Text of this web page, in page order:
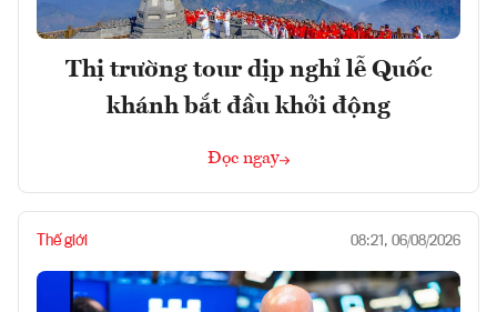
Thị trường tour dịp nghỉ lễ Quốc
khánh bắt đầu khởi động
Đọc ngay
Thế giới 08:21, 06/08/2026